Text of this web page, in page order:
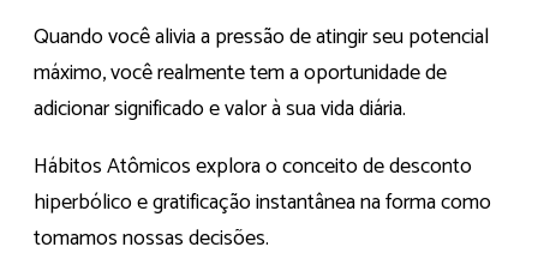
Quando você alivia a pressão de atingir seu potencial
máximo, você realmente tem a oportunidade de
adicionar significado e valor à sua vida diária.
Hábitos Atômicos explora o conceito de desconto
hiperbólico e gratificação instantânea na forma como
tomamos nossas decisões.